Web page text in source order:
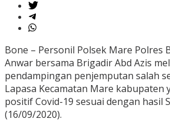
Bone – Personil Polsek Mare Polres
Anwar bersama Brigadir Abd Azis
pendampingan penjemputan salah
Lapasa Kecamatan Mare kabupaten
positif Covid-19 sesuai dengan hasil
(16/09/2020).